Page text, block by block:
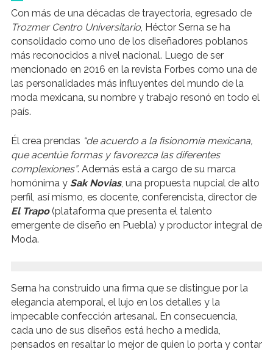
Con más de una décadas de trayectoria, egresado de
Trozmer Centro Universitario, Héctor Serna se ha
consolidado como uno de los diseñadores poblanos
más reconocidos a nivel nacional. Luego de ser
mencionado en 2016 en la revista Forbes como una de
las personalidades más influyentes del mundo de la
moda mexicana, su nombre y trabajo resonó en todo el
país.
Él crea prendas “de acuerdo a la fisionomía mexicana,
que acentúe formas y favorezca las diferentes
complexiones”. Además está a cargo de su marca
homónima y Sak Novias, una propuesta nupcial de alto
perfil, así mismo, es docente, conferencista, director de
El Trapo(plataforma que presenta el talento
emergente de diseño en Puebla) y productor integral de
Moda.
Serna ha construido una firma que se distingue por la
elegancia atemporal, el lujo en los detalles y la
impecable confección artesanal. En consecuencia,
cada uno de sus diseños está hecho a medida,
pensados en resaltar lo mejor de quien lo porta y contar